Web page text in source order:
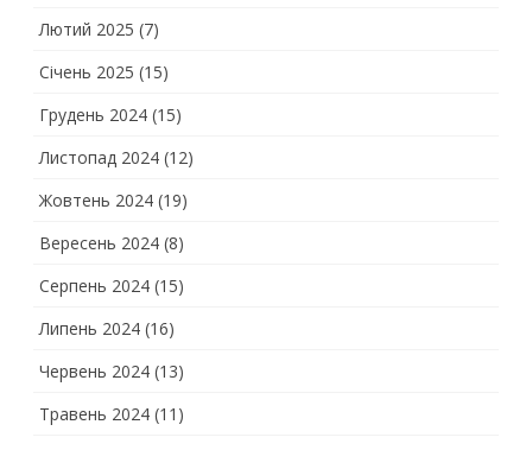
Лютий 2025 (7)
Січень 2025 (15)
Грудень 2024 (15)
Листопад 2024 (12)
Жовтень 2024 (19)
Вересень 2024 (8)
Серпень 2024 (15)
Липень 2024 (16)
Червень 2024 (13)
Травень 2024 (11)